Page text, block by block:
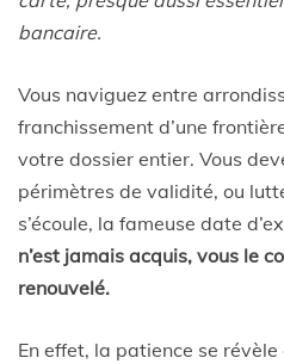
bancaire.
Vous naviguez entre
franchissement d’une
votre dossier entier. Vous
périmètres de validité, ou
s’écoule, la fameuse date
n’est jamais acquis, vous le
renouvelé.
En effet, la patience se